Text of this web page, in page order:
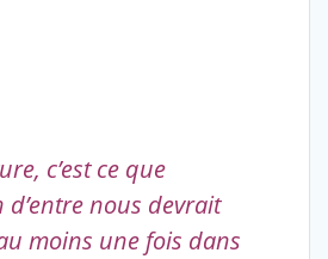
c’est ce que
d’entre nous devrait
moins une fois dans